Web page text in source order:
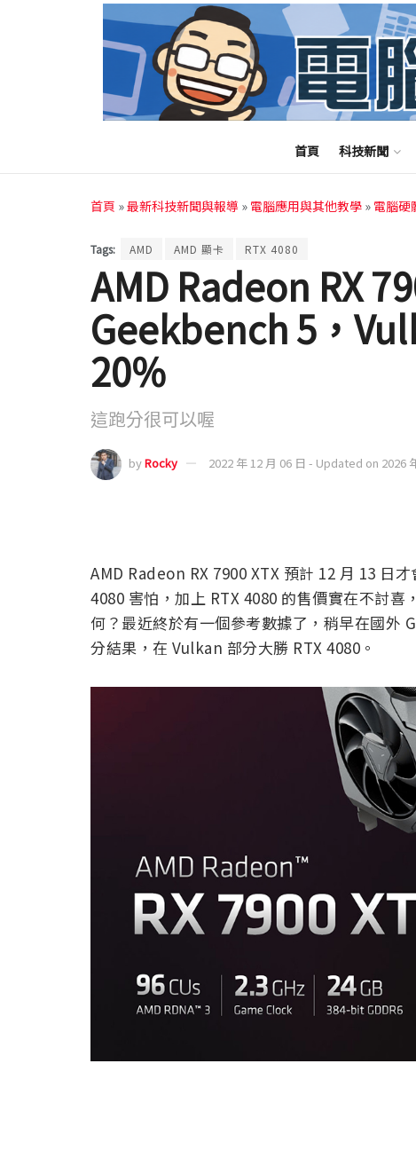
首頁 科技新聞
首頁 »最新科技新聞與報導 » 電腦應用與其他教學 » 電腦硬
Tags: AMD AMD 顯卡 RTX 4080
AMD Radeon RX
Geekbench 5，
20%
這跑分很可以喔
byRocky 2022 年 12 月 06 日 - Updated on 2026
AMD Radeon RX 7900 XTX 預計 12 月 13 日
4080 害怕，加上 RTX 4080 的售價實在不討
何？最近終於有一個參考數據了，稍早在國外
分結果，在 Vulkan 部分大勝 RTX 4080。